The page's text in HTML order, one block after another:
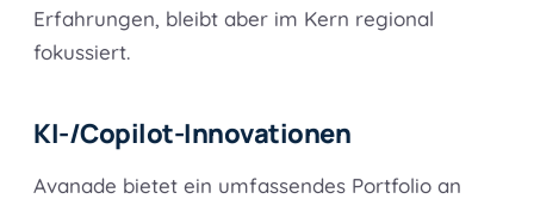
Erfahrungen, bleibt aber im Kern regional
fokussiert.
KI-/Copilot-Innovationen
Avanade bietet ein umfassendes Portfolio an